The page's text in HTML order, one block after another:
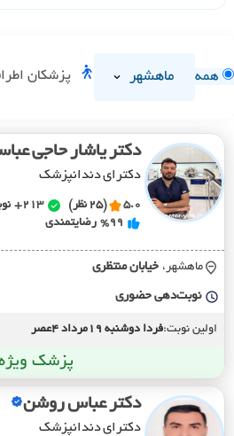
همه ماهشهر پزشکان
دکتر یاشار حاجی
دکترای دندانپزشک
5.0 (25 نظر) 213+
%99 رضایتمندی
ماهشهر، خيابان منتظري
نوبت‌دهی حضوری
اولین نوبت:فردا دوشنبه 19مرداد 4عصر
پزشک
دکتر عباس روشن
دکترای دندانپزشک